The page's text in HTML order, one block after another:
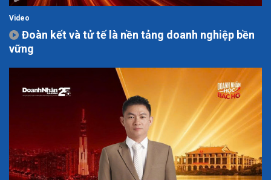
Video
Đoàn kết và tử tế là nền tảng doanh nghiệp bền
vững